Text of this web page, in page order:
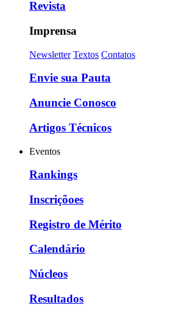
Revista
Imprensa
Newsletter Textos Contatos
Envie sua Pauta
Anuncie Conosco
Artigos Técnicos
Eventos
Rankings
Inscriçõoes
Registro de Mérito
Calendário
Núcleos
Resultados